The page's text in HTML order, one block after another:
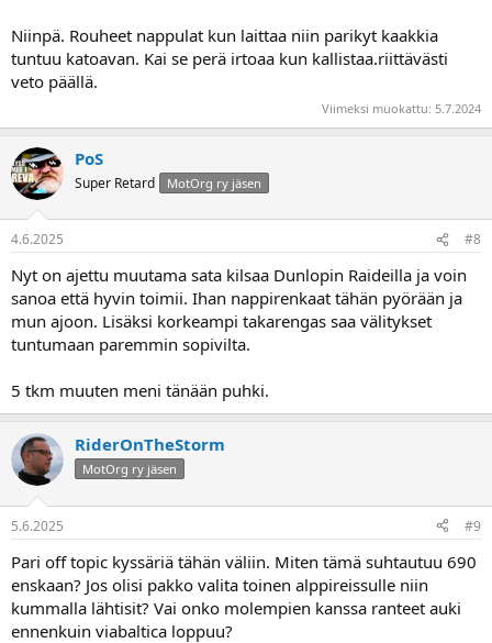
mutkaisella metsätiellä, niin oli vähän vaikeaa valita, ajaako
kakkosella vai kolmosella. Kakkosella perä irtoaa missä vaan
vauhdissa, mutta se loppuu kesken. Kolmosella taas pitää olla aika
paljon vauhtia, jotta perän saa irti.
EDIT: Samaan teemaan, olen miettinyt, katoaako pyörän leikkisyys,
jos siihen laittaa pitävämmät kumit. Orggikset ajaa toki asiansa
(paitsi mudassa), mutta ei ne liian pitävät ole. Jos laittaa vaikka
Dunlop Trailmax Raidit, riittääkö voima vielä irrottamaan pidon 70
km/h nopeudessa?
Niinpä. Rouheet nappulat kun laittaa niin parikyt kaakkia
tuntuu katoavan. Kai se perä irtoaa kun kallistaa.riittävästi
veto päällä.
Viimeksi muokattu: 5.7.2024
PoS
Super Retard MotOrg ry jäsen
4.6.2025 #8
Nyt on ajettu muutama sata kilsaa Dunlopin Raideilla ja voin
sanoa että hyvin toimii. Ihan nappirenkaat tähän pyörään ja
mun ajoon. Lisäksi korkeampi takarengas saa välitykset
tuntumaan paremmin sopivilta.
5 tkm muuten meni tänään puhki.
RiderOnTheStorm
MotOrg ry jäsen
5.6.2025 #9
Pari off topic kyssäriä tähän väliin. Miten tämä suhtautuu 690
enskaan? Jos olisi pakko valita toinen alppireissulle niin
kummalla lähtisit? Vai onko molempien kanssa ranteet auki
ennenkuin viabaltica loppuu?